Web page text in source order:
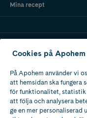
Mina recept
Apotek med tillstånd
av Läkemedelsverket
Cookies på Apohem
På Apohem använder vi
att hemsidan ska fungera
för funktionalitet, statistik
att följa och analysera
ge en mer personaliserad